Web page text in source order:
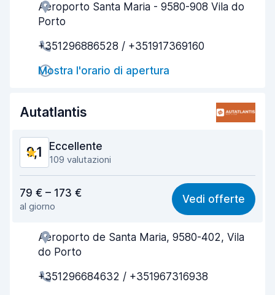
Gentilezza degli agenti 9,4
Condizioni dell'auto 8,7
Aeroporto Santa Maria - 9580-908 Vila do
Porto
+351296886528 / +351917369160
Mostra l'orario di apertura
Autatlantis
9,1 Eccellente
109 valutazioni
8,4
Facile da trovare 9,6
Gentilezza degli agenti 9,4
79 € – 173 €
al giorno
Vedi offerte
Aeroporto de Santa Maria, 9580-402, Vila
do Porto
+351296684632 / +351967316938